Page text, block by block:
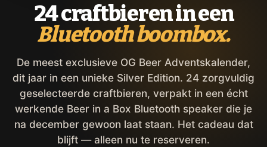
24 craftbieren in een
Bluetooth boombox.
De meest exclusieve OG Beer Adventskalender,
dit jaar in een unieke Silver Edition. 24 zorgvuldig
geselecteerde craftbieren, verpakt in een écht
werkende Beer in a Box Bluetooth speaker die je
na december gewoon laat staan. Het cadeau dat
blijft — alleen nu te reserveren.